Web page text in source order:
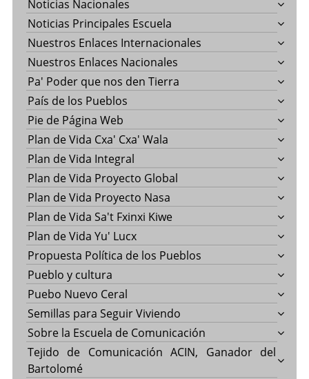
Noticias Nacionales
Noticias Principales Escuela
Nuestros Enlaces Internacionales
Nuestros Enlaces Nacionales
Pa' Poder que nos den Tierra
País de los Pueblos
Pie de Página Web
Plan de Vida Cxa' Cxa' Wala
Plan de Vida Integral
Plan de Vida Proyecto Global
Plan de Vida Proyecto Nasa
Plan de Vida Sa't Fxinxi Kiwe
Plan de Vida Yu' Lucx
Propuesta Política de los Pueblos
Pueblo y cultura
Puebo Nuevo Ceral
Semillas para Seguir Viviendo
Sobre la Escuela de Comunicación
Tejido de Comunicación ACIN, Ganador del
Bartolomé